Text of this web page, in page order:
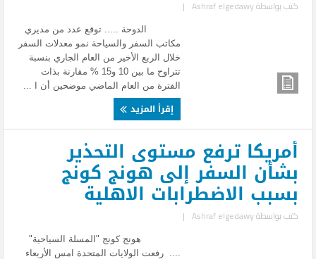
كتب بواسطةAshraf elgedawy
|
الدوحة ..... توقع عدد من مديري
مكاتب السفر والسياحة نمو معدلات السفر
خلال الربع الأخير من العام الجاري بنسبة
تتراوح ما بين 10 و15 % مقارنة بذات
الفترة من العام الماضي موضحين أن ا ...
إقرأ المزيد
أمريكا ترفع مستوى التحذير
بشأن السفر إلى هونج كونج
بسبب الاضطرابات الاهلية
كتب بواسطةAshraf elgedawy
|
هونج كونج "المسلة السياحية"
.... رفعت الولايات المتحدة امس الأربعاء